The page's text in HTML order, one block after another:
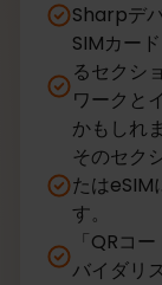
Sharpデ
SIMカー
るセクシ
ワークと
かもしれ
そのセク
たはeSIM
す。
「QRコ
バイダリ